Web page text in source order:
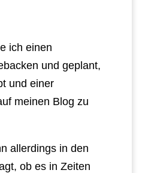
ich einen
und geplant,
und einer
meinen Blog zu
allerdings in den
ob es in Zeiten